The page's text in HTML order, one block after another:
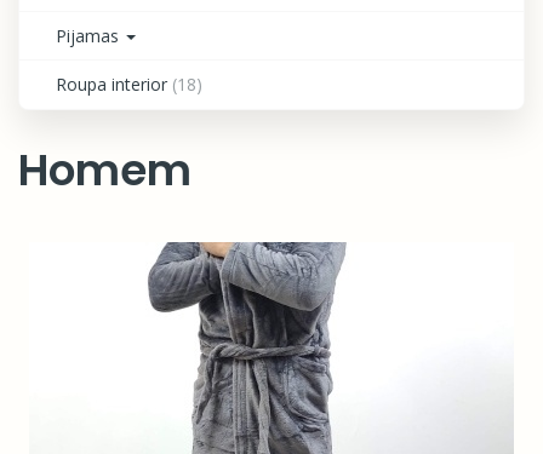
Pijamas
Roupa interior (18)
Homem